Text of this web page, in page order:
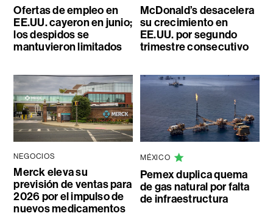
Ofertas de empleo en
EE.UU. cayeron en junio;
los despidos se
mantuvieron limitados
McDonald’s desacelera
su crecimiento en
EE.UU. por segundo
trimestre consecutivo
NEGOCIOS
Merck eleva su
previsión de ventas para
2026 por el impulso de
nuevos medicamentos
MÉXICO
Pemex duplica quema
de gas natural por falta
de infraestructura